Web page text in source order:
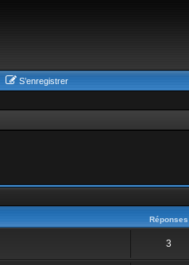
S’enregistrer
Réponses
3